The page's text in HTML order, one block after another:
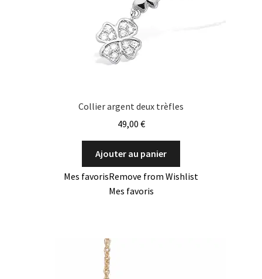
Collier argent deux trèfles
49,00 €
Ajouter au panier
Mes favorisRemove from Wishlist
Mes favoris